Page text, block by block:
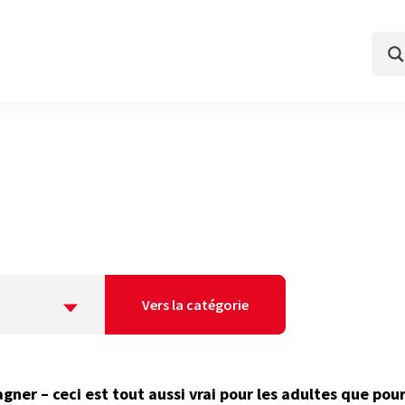
Vers la catégorie
– ceci est tout aussi vrai pour les adultes que